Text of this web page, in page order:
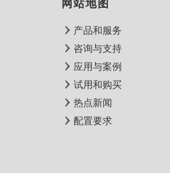
产品和服务
咨询与支持
应用与案例
试用和购买
热点新闻
配置要求